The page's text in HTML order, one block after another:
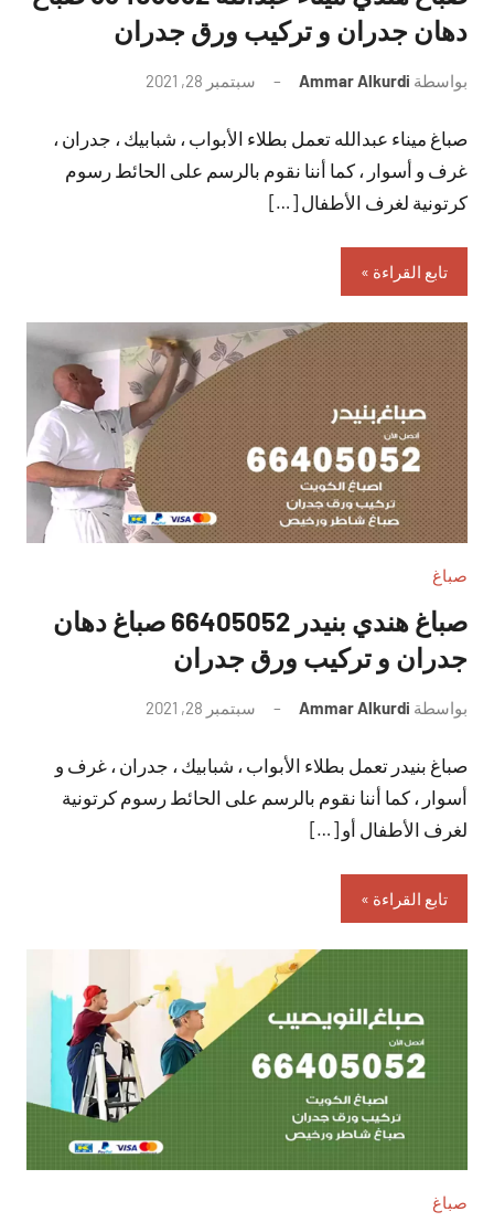
دهان جدران و تركيب ورق جدران
بواسطة Ammar Alkurdi سبتمبر 28, 2021
تعليقات
صباغ ميناء عبدالله تعمل بطلاء الأبواب ، شبابيك ، جدران ،
غرف و أسوار ، كما أننا نقوم بالرسم على الحائط رسوم
كرتونية لغرف الأطفال […]
تابع القراءة
صباغ
صباغ هندي بنيدر 66405052 صباغ دهان
جدران و تركيب ورق جدران
بواسطة Ammar Alkurdi سبتمبر 28, 2021
تعليقات
صباغ بنيدر تعمل بطلاء الأبواب ، شبابيك ، جدران ، غرف و
أسوار ، كما أننا نقوم بالرسم على الحائط رسوم كرتونية
لغرف الأطفال أو […]
تابع القراءة
صباغ